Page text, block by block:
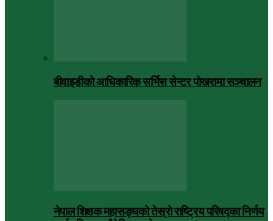
बीवाइडीको आधिकारिक सर्भिस सेन्टर पोखरामा सञ्चालन
नेपाल शिक्षक महासङ्घको तेस्रो राष्ट्रिय परिषद्का निर्णय